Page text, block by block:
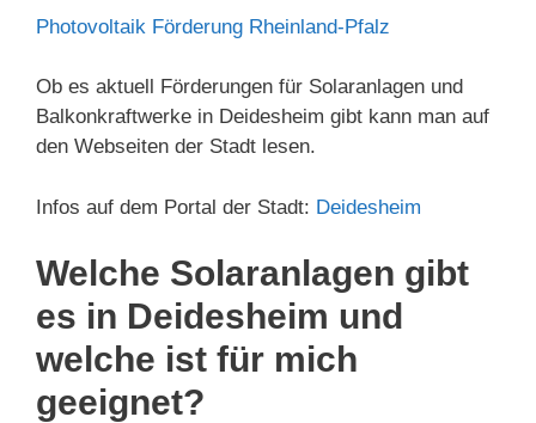
Photovoltaik Förderung Rheinland-Pfalz
Ob es aktuell Förderungen für Solaranlagen und
Balkonkraftwerke in Deidesheim gibt kann man auf
den Webseiten der Stadt lesen.
Infos auf dem Portal der Stadt: Deidesheim
Welche Solaranlagen gibt
es in Deidesheim und
welche ist für mich
geeignet?